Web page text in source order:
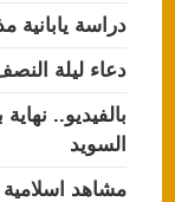
دراسة يابانية
دعاء ليلة
بالفيديو..
السويد
مشاهد